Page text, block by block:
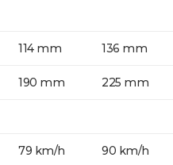
114 mm 136 mm
190 mm 225 mm
79 km/h 90 km/h